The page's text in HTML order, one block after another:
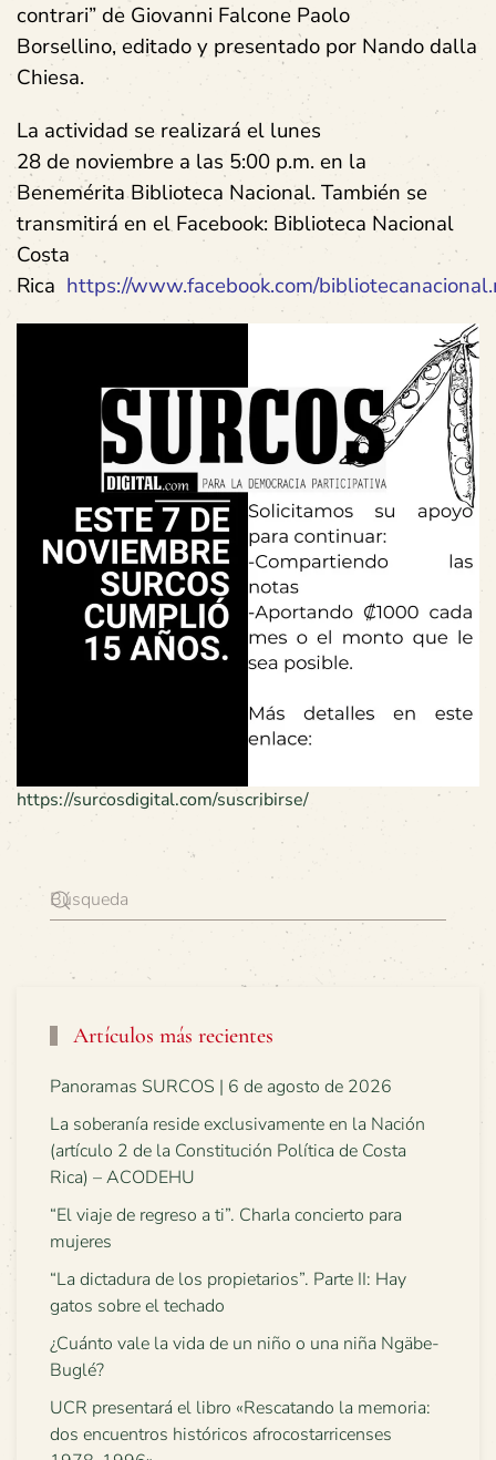
contrari” de Giovanni Falcone Paolo
Borsellino, editado y presentado por Nando dalla
Chiesa.
La actividad se realizará el lunes
28 de noviembre a las 5:00 p.m. en la
Benemérita Biblioteca Nacional. También se
transmitirá en el Facebook: Biblioteca Nacional
Costa
Rica https://www.facebook.com/
https://surcosdigital.com/suscribirse/
Artículos más recientes
Panoramas SURCOS | 6 de agosto de 2026
La soberanía reside exclusivamente en la Nación
(artículo 2 de la Constitución Política de Costa
Rica) – ACODEHU
“El viaje de regreso a ti”. Charla concierto para
mujeres
“La dictadura de los propietarios”. Parte II: Hay
gatos sobre el techado
¿Cuánto vale la vida de un niño o una niña Ngäbe-
Buglé?
UCR presentará el libro «Rescatando la memoria:
dos encuentros históricos afrocostarricenses